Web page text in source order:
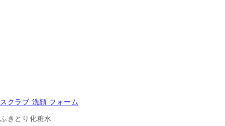
スクラブ 洗顔 フォーム
ふきとり化粧水